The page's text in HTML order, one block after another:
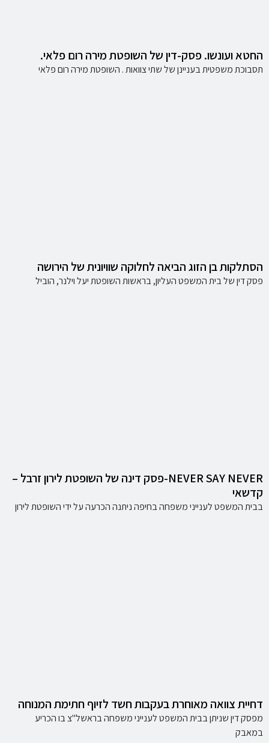
החטא ועונשו. פסק-דין של השופטת מירה רום פלאי.
תסבוכת משפטית בעניינן של שתי צוואות . השופטת מירה רום פלאי
הסתלקות בן הזוג הביאה לחלוקה שוויונית של הירושה
פסק דין של בית המשפט העליון, בראשות השופטת יעל וילנר, הוביל
NEVER SAY NEVER-פסק דינה של השופטת לירון זרבל –
קדשאי
בבית המשפט לענייני משפחה בחיפה ניתנה הכרעה על ידי השופטת לירון
דחיית צוואה מאוחרת בעקבות חשד לזיוף חתימת המנוחה
מפסק דין שניתן בבית המשפט לענייני משפחה בראשל"צ בו הכריע
במאבק